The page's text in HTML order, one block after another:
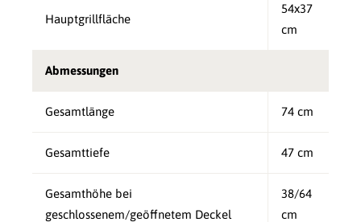
Hauptgrillfläche
54x37
cm
Abmessungen
Gesamtlänge 74 cm
Gesamttiefe 47 cm
Gesamthöhe bei
geschlossenem/geöffnetem Deckel
38/64
cm